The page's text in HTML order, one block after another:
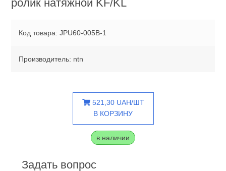
ролик натяжной KF/KL
Код товара: JPU60-005B-1
Производитель: ntn
521,30 UAH/ШТ
В КОРЗИНУ
в наличии
Задать вопрос